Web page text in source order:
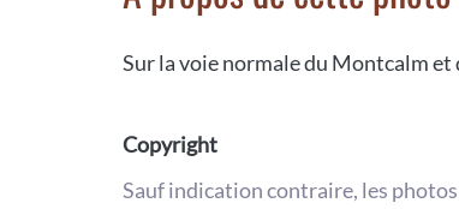
Sur la voie normale du Montcalm et
Copyright
Sauf indication contraire, les photos